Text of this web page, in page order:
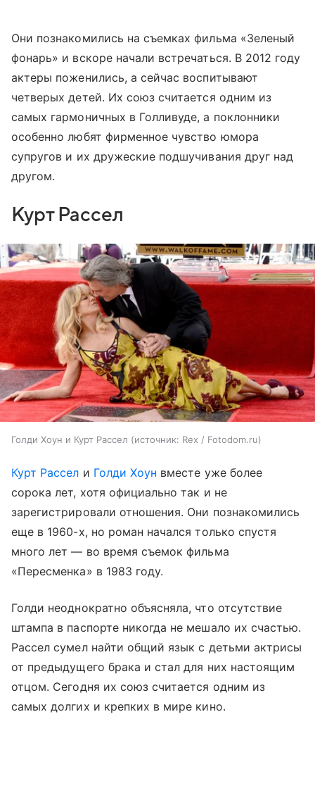
Они познакомились на съемках фильма «Зеленый
фонарь» и вскоре начали встречаться. В 2012 году
актеры поженились, а сейчас воспитывают
четверых детей. Их союз считается одним из
самых гармоничных в Голливуде, а поклонники
особенно любят фирменное чувство юмора
супругов и их дружеские подшучивания друг над
другом.
Курт Рассел
Голди Хоун и Курт Рассел источник: Rex / Fotodom.ru
Курт Рассел и Голди Хоун вместе уже более
сорока лет, хотя официально так и не
зарегистрировали отношения. Они познакомились
еще в 1960-х, но роман начался только спустя
много лет — во время съемок фильма
«Пересменка» в 1983 году.
Голди неоднократно объясняла, что отсутствие
штампа в паспорте никогда не мешало их счастью.
Рассел сумел найти общий язык с детьми актрисы
от предыдущего брака и стал для них настоящим
отцом. Сегодня их союз считается одним из
самых долгих и крепких в мире кино.